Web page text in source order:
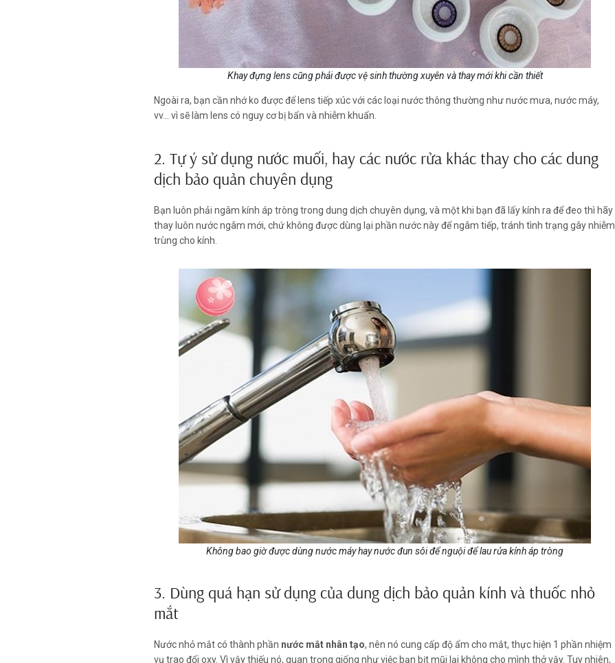
Khay đựng lens cũng phải được vệ sinh thường xuyên và thay mới khi cần thiết
Ngoài ra, bạn cần nhớ ko được để lens tiếp xúc với các loại nước thông thường như nước mưa, nước máy,
vv… vì sẽ làm lens có nguy cơ bị bẩn và nhiễm khuẩn.
2. Tự ý sử dụng nước muối, hay các nước rửa khác thay cho các dung
dịch bảo quản chuyên dụng
Bạn luôn phải ngâm kính áp tròng trong dung dịch chuyên dụng, và một khi bạn đã lấy kính ra để đeo thì hãy
thay luôn nước ngâm mới, chứ không được dùng lại phần nước này để ngâm tiếp, tránh tình trạng gây nhiễm
trùng cho kính.
Không bao giờ được dùng nước máy hay nước đun sôi để nguội để lau rửa kính áp tròng
3. Dùng quá hạn sử dụng của dung dịch bảo quản kính và thuốc nhỏ
mắt
Nước nhỏ mắt có thành phần nước mắt nhân tạo, nên nó cung cấp độ ẩm cho mắt, thực hiện 1 phần nhiệm
vụ trao đổi oxy. Vì vậy thiếu nó, quan trọng giống như việc bạn bịt mũi lại không cho mình thở vậy. Tuy nhiên,